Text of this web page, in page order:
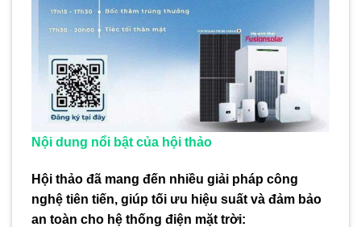
Nội dung nổi bật của hội thảo
Hội thảo đã mang đến nhiều giải pháp công
nghệ tiên tiến, giúp tối ưu hiệu suất và đảm bảo
an toàn cho hệ thống điện mặt trời: